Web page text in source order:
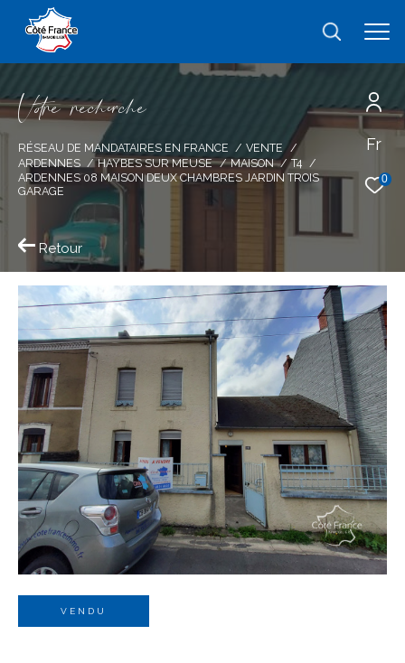
Fr
0
Vore recece
RÉSEAU DE MANDATAIRES EN FRANCE
VENTE
ARDENNES
HAYBES SUR MEUSE MAISON
T4
ARDENNES 08 MAISON DEUX CHAMBRES JARDIN TROIS
GARAGE
Retour
VENDU
Effectuer une recherche
et trouver le bien qui correspond à vos
critères
Type
d'offre
Vente
Type
de
bien
type de bien
Ville
Budget
Budget
Surface
Surface
Pièces
Référence